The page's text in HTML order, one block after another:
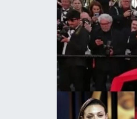
EĞİTİM
TARIM VE HAYVANCILIK
KÜLTÜR SANAT